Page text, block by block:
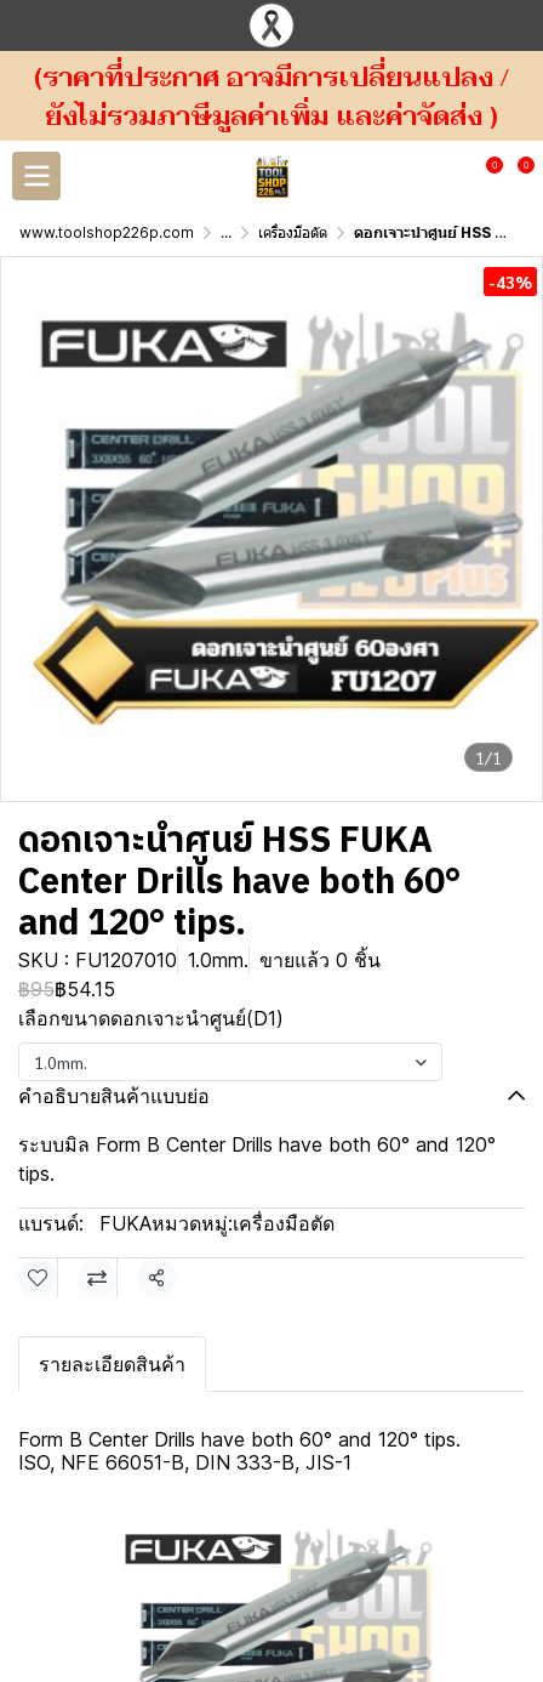
(ราคาที่ประกาศ อาจมีการเปลี่ยนแปลง /
ยังไม่รวมภาษีมูลค่าเพิ่ม และค่าจัดส่ง )
0 0
www.toolshop226p.com ... เครื่องมือตัด ดอกเจาะนำศูนย์ HSS FUKA Center Drills have both 60° and 120° tips.
1/1
-43%
ดอกเจาะนำศูนย์ HSS FUKA
Center Drills have both 60°
and 120° tips.
SKU : FU1207010 1.0mm. ขายแล้ว 0 ชิ้น
฿95฿54.15
เลือกขนาดดอกเจาะนำศูนย์(D1)
1.0mm.
คำอธิบายสินค้าแบบย่อ
ระบบมิล Form B Center Drills have both 60° and 120°
tips.
แบรนด์: FUKAหมวดหมู่:เครื่องมือตัด
แชร์
รายละเอียดสินค้า
Form B Center Drills have both 60° and 120° tips.
ISO, NFE 66051-B, DIN 333-B, JIS-1